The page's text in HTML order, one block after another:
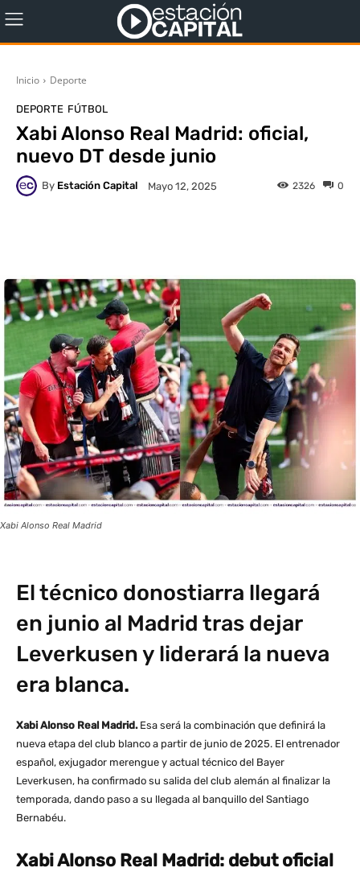
Inicio Deporte
DEPORTE FÚTBOL
Xabi Alonso Real Madrid: oficial,
nuevo DT desde junio
By Estación Capital Mayo 12, 2025 0
2326
Xabi Alonso Real Madrid
El técnico donostiarra llegará
en junio al Madrid tras dejar
Leverkusen y liderará la nueva
era blanca.
Xabi Alonso Real Madrid.Esa será la combinación que definirá la
nueva etapa del club blanco a partir de junio de 2025. El entrenador
español, exjugador merengue y actual técnico del Bayer
Leverkusen, ha confirmado su salida del club alemán al finalizar la
temporada, dando paso a su llegada al banquillo del Santiago
Bernabéu.
Xabi Alonso Real Madrid: debut oficial